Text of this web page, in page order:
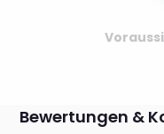
Bewertungen &